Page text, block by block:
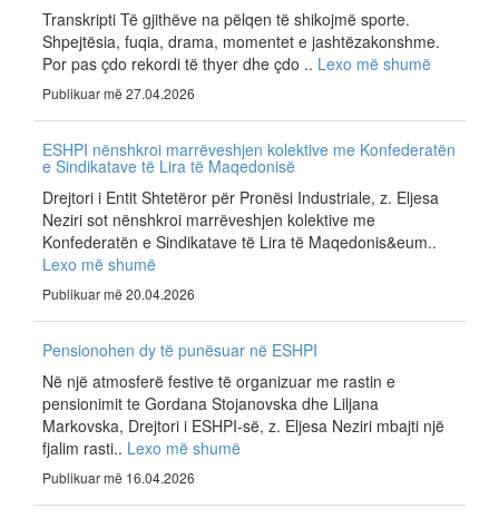
Transkripti Të gjithëve na pëlqen të shikojmë sporte.
Shpejtësia, fuqia, drama, momentet e jashtëzakonshme.
Por pas çdo rekordi të thyer dhe çdo .. Lexo më shumë
Publikuar më 27.04.2026
ESHPI nënshkroi marrëveshjen kolektive me Konfederatën
e Sindikatave të Lira të Maqedonisë
Drejtori i Entit Shtetëror për Pronësi Industriale, z. Eljesa
Neziri sot nënshkroi marrëveshjen kolektive me
Konfederatën e Sindikatave të Lira të Maqedonis&eum..
Lexo më shumë
Publikuar më 20.04.2026
Pensionohen dy të punësuar në ESHPI
Në një atmosferë festive të organizuar me rastin e
pensionimit te Gordana Stojanovska dhe Liljana
Markovska, Drejtori i ESHPI-së, z. Eljesa Neziri mbajti një
fjalim rasti.. Lexo më shumë
Publikuar më 16.04.2026